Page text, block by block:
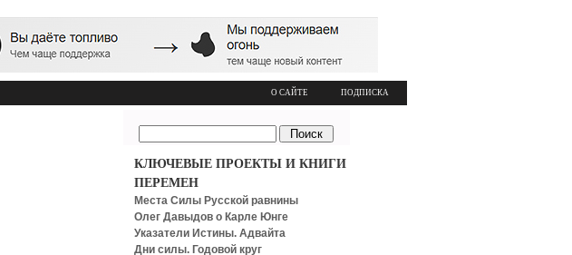
О САЙТЕ ПОДПИСКА
КЛЮЧЕВЫЕ ПРОЕКТЫ И КНИГИ
ПЕРЕМЕН
Места Силы Русской равнины
Олег Давыдов о Карле Юнге
Указатели Истины. Адвайта
Дни силы. Годовой круг